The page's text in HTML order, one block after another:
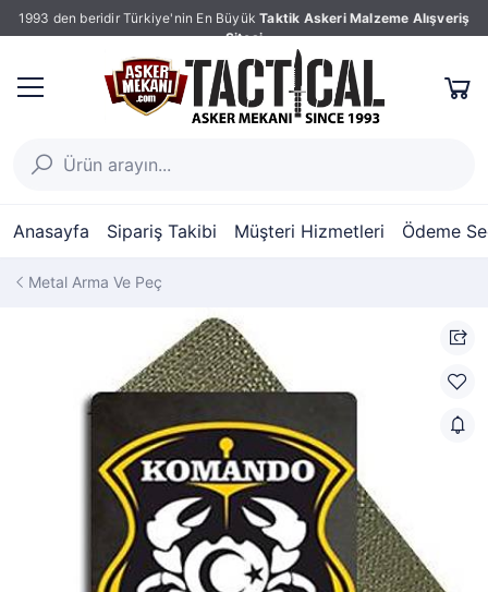
1993 den beridir Türkiye'nin En Büyük Taktik Askeri Malzeme Alışveriş
Sitesi
Anasayfa Sipariş Takibi Müşteri Hizmetleri Ödeme
Metal Arma Ve Peç